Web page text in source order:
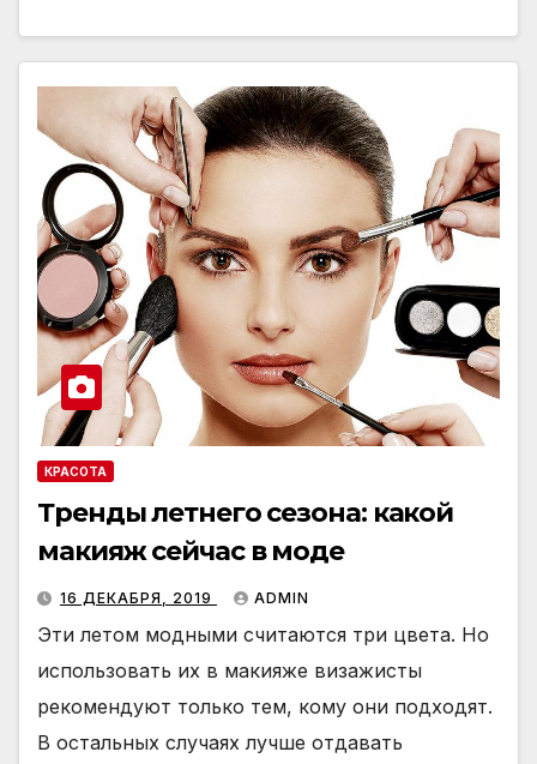
КРАСОТА
Тренды летнего сезона: какой
макияж сейчас в моде
16 ДЕКАБРЯ, 2019 ADMIN
Эти летом модными считаются три цвета. Но
использовать их в макияже визажисты
рекомендуют только тем, кому они подходят.
В остальных случаях лучше отдавать